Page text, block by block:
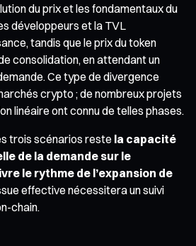
du prix et les fondamentaux du
développeurs et la TVL
tandis que le prix du token
consolidation, en attendant un
Ce type de divergence
crypto ; de nombreux projets
linéaire ont connu de telles phases.
trois scénarios reste la capacité
de la demande sur le
le rythme de l’expansion de
effective nécessitera un suivi
chain.